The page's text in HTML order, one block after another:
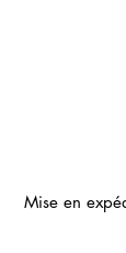
Mise en